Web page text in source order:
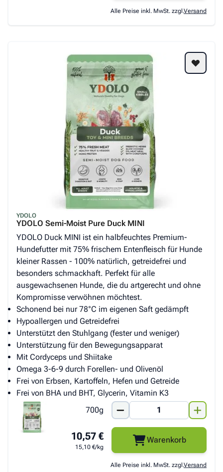
Alle Preise inkl. MwSt. zzgl.Versand
YDOLO
YDOLO Semi-Moist Pure Duck MINI
YDOLO Duck MINI ist ein halbfeuchtes Premium-
Hundefutter mit 75% frischem Entenfleisch für Hunde
kleiner Rassen - 100% natürlich, getreidefrei und
besonders schmackhaft. Perfekt für alle
ausgewachsenen Hunde, die du artgerecht und ohne
Kompromisse verwöhnen möchtest.
Schonend bei nur 78°C im eigenen Saft gedämpft
Hypoallergen und Getreidefrei
Unterstützt den Stuhlgang (fester und weniger)
Unterstützung für den Bewegungsapparat
Mit Cordyceps und Shiitake
Omega 3-6-9 durch Forellen- und Olivenöl
Frei von Erbsen, Kartoffeln, Hefen und Getreide
Frei von BHA und BHT, Glycerin, Vitamin K3
700g
10,57 €
15,10 €/kg
Warenkorb
Alle Preise inkl. MwSt. zzgl.Versand